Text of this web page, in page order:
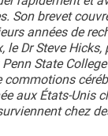
Son brevet
années de
le Dr Steve Hicks,
State
aux États-Unis
chez